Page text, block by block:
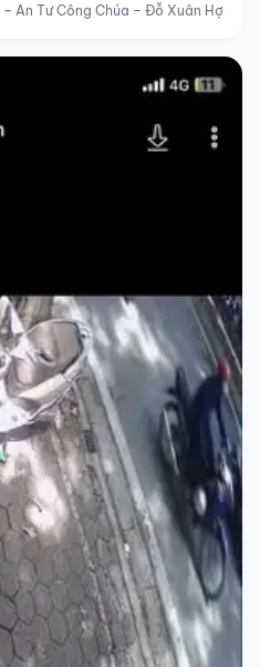
An Tư Công Chúa – Đỗ Xuân Hợp –